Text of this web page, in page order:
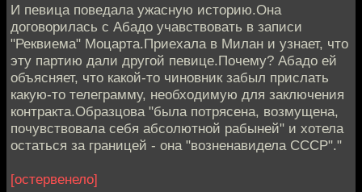
И певица поведала ужасную историю.Она
договорилась с Абадо учавствовать в записи
"Реквиема" Моцарта.Приехала в Милан и узнает, что
эту партию дали другой певице.Почему? Абадо ей
объясняет, что какой-то чиновник забыл прислать
какую-то телеграмму, необходимую для заключения
контракта.Образцова "была потрясена, возмущена,
почувствовала себя абсолютной рабыней" и хотела
остаться за границей - она "возненавидела СССР"."
[остервенело]